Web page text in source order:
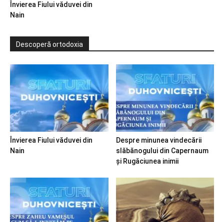
Învierea Fiului văduvei din
Nain
Descoperă ortodoxia
Învierea Fiului văduvei din
Nain
Despre minunea vindecării
slăbănogului din Capernaum
și Rugăciunea inimii